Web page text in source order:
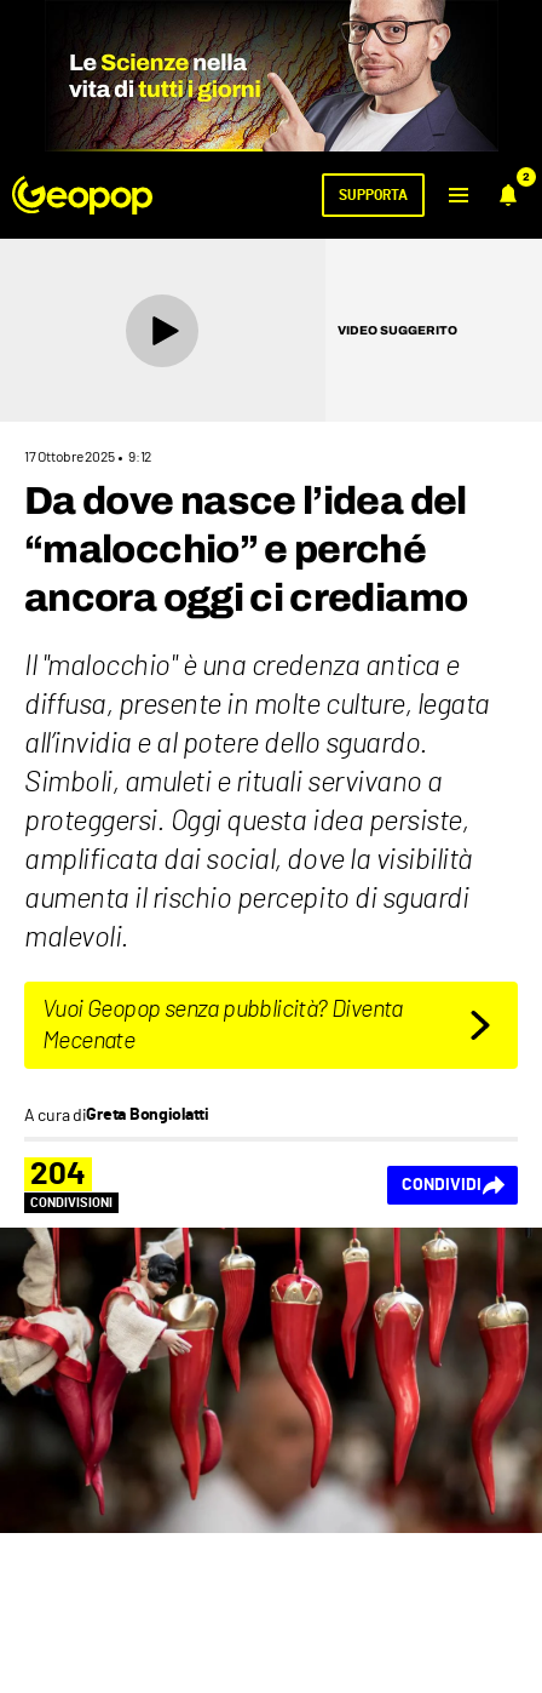
2
SUPPORTA
VIDEO SUGGERITO
17 Ottobre 2025 9:12
Da dove nasce l’idea del
“malocchio” e perché
ancora oggi ci crediamo
Il "malocchio" è una credenza antica e
diffusa, presente in molte culture, legata
all’invidia e al potere dello sguardo.
Simboli, amuleti e rituali servivano a
proteggersi. Oggi questa idea persiste,
amplificata dai social, dove la visibilità
aumenta il rischio percepito di sguardi
malevoli.
Vuoi Geopop senza pubblicità? Diventa
Mecenate
A cura diGreta Bongiolatti
204
CONDIVISIONI
CONDIVIDI